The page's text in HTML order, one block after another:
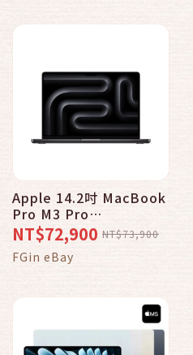
Apple 14.2吋 MacBook
Pro M3 Pro
/11CPU/14GPU/18G/51
2GB SSD _ 台灣公司貨
NT$72,900 NT$73,900
FGin eBay